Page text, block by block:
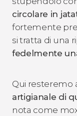
circolare in
fortemente
si tratta di una
fedelmente
Qui resteremo
artigianale di
nota come